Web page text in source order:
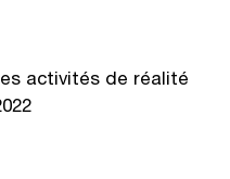
activités de réalité